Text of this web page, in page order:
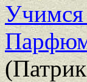
Учимся